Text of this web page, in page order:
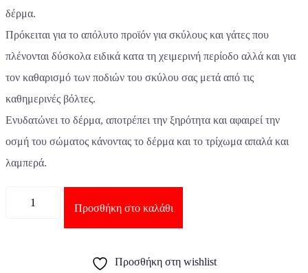
δέρμα.
Πρόκειται για το απόλυτο προϊόν για σκύλους και γάτες που
πλένονται δύσκολα ειδικά κατα τη χειμερινή περίοδο αλλά και για
τον καθαρισμό των ποδιών του σκύλου σας μετά από τις
καθημερινές βόλτες.
Ενυδατώνει το δέρμα, αποτρέπει την ξηρότητα και αφαιρεί την
οσμή του σώματος κάνοντας το δέρμα και το τρίχωμα απαλά και
λαμπερά.
Ποσότητα
Προσθήκη στο καλάθι
Προσθήκη στη wishlist